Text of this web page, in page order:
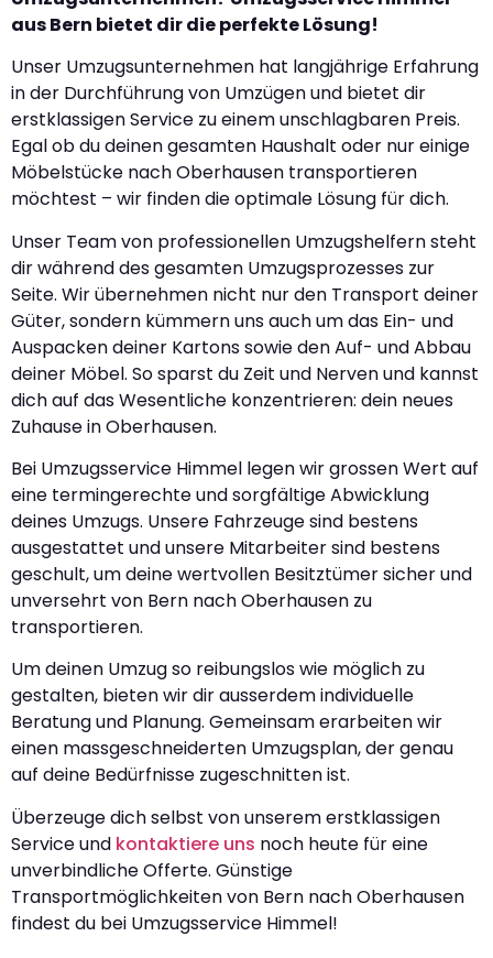
aus Bern bietet dir die perfekte Lösung!
Unser Umzugsunternehmen hat langjährige Erfahrung
in der Durchführung von Umzügen und bietet dir
erstklassigen Service zu einem unschlagbaren Preis.
Egal ob du deinen gesamten Haushalt oder nur einige
Möbelstücke nach Oberhausen transportieren
möchtest – wir finden die optimale Lösung für dich.
Unser Team von professionellen Umzugshelfern steht
dir während des gesamten Umzugsprozesses zur
Seite. Wir übernehmen nicht nur den Transport deiner
Güter, sondern kümmern uns auch um das Ein- und
Auspacken deiner Kartons sowie den Auf- und Abbau
deiner Möbel. So sparst du Zeit und Nerven und kannst
dich auf das Wesentliche konzentrieren: dein neues
Zuhause in Oberhausen.
Bei Umzugsservice Himmel legen wir grossen Wert auf
eine termingerechte und sorgfältige Abwicklung
deines Umzugs. Unsere Fahrzeuge sind bestens
ausgestattet und unsere Mitarbeiter sind bestens
geschult, um deine wertvollen Besitztümer sicher und
unversehrt von Bern nach Oberhausen zu
transportieren.
Um deinen Umzug so reibungslos wie möglich zu
gestalten, bieten wir dir ausserdem individuelle
Beratung und Planung. Gemeinsam erarbeiten wir
einen massgeschneiderten Umzugsplan, der genau
auf deine Bedürfnisse zugeschnitten ist.
Überzeuge dich selbst von unserem erstklassigen
Service und kontaktiere uns noch heute für eine
unverbindliche Offerte. Günstige
Transportmöglichkeiten von Bern nach Oberhausen
findest du bei Umzugsservice Himmel!